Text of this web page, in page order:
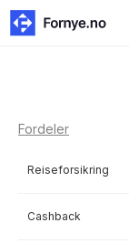
Fordeler
Reiseforsikring
Cashback